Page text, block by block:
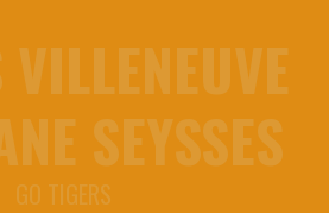
SEYSSES
GO TIGERS